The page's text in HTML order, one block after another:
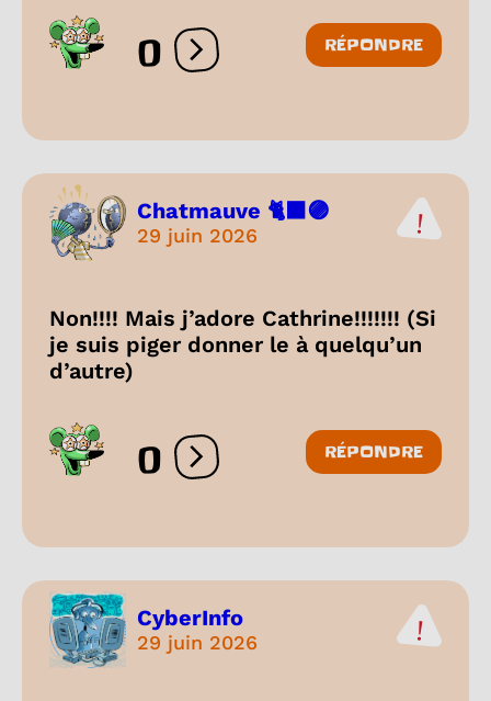
0 Ouvrir les réactions
RÉPONDRE
Chatmauve 🐈‍⬛🟣
29 juin 2026
Non!!!! Mais j’adore Cathrine!!!!!!! (Si
je suis piger donner le à quelqu’un
d’autre)
0 Ouvrir les réactions
RÉPONDRE
CyberInfo
29 juin 2026